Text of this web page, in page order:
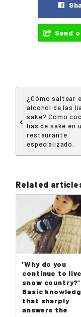
Send
¿Cómo saltear
alcohol de las
sake? Cómo
lías de sake en
restaurante
especializado.
Related
'Why do you
continue to
snow country?'
Basic
that sharply
answers the